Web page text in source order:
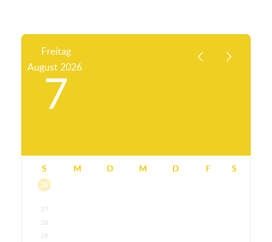
Freitag
August 2026
7
S M D M D F S
26
27
28
29